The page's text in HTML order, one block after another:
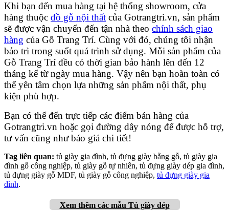
Khi bạn đến mua hàng tại hệ thống showroom, cửa
hàng thuộc đồ gỗ nội thất của Gotrangtri.vn, sản phẩm
sẽ được vận chuyển đến tận nhà theo chính sách giao
hàng của Gỗ Trang Trí. Cùng với đó, chúng tôi nhận
bảo trì trong suốt quá trình sử dụng. Mỗi sản phẩm của
Gỗ Trang Trí đều có thời gian bảo hành lên đến 12
tháng kể từ ngày mua hàng. Vậy nên bạn hoàn toàn có
thể yên tâm chọn lựa những sản phẩm nội thất, phụ
kiện phù hợp.
Bạn có thể đến trực tiếp các điểm bán hàng của
Gotrangtri.vn hoặc gọi đường dây nóng để được hỗ trợ,
tư vấn cũng như báo giá chi tiết!
Tag liên quan: tủ giày gia đình, tủ đựng giày bằng gỗ, tủ giày gia
đình gỗ công nghiệp, tủ giày gỗ tự nhiên, tủ đựng giày dép gia đình,
tủ đựng giày gỗ MDF, tủ giày gỗ công nghiệp, tủ đựng giày gia
đình.
Xem thêm các mẫu Tủ giày dép